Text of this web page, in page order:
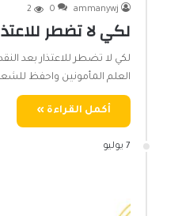
ammanywj
0
2
لكي لا تضطر
لكي لا تضطر للاعتذار بعد
العلم المأمونين واحفظ
أكمل القراءة »
7 يوليو